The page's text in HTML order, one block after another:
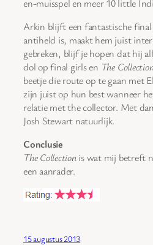
en-muisspel en meer 10 little
Arkin blijft een fantastische
antiheld is, maakt hem juist
gebreken, blijf je hopen dat hij
dol op final girls en The
beetje die route op te gaan met
zijn juist op hun best wanneer
relatie met the collector. Met
Josh Stewart natuurlijk.
Conclusie
The Collectionis wat mij betreft
een aanrader.
15 augustus 2013